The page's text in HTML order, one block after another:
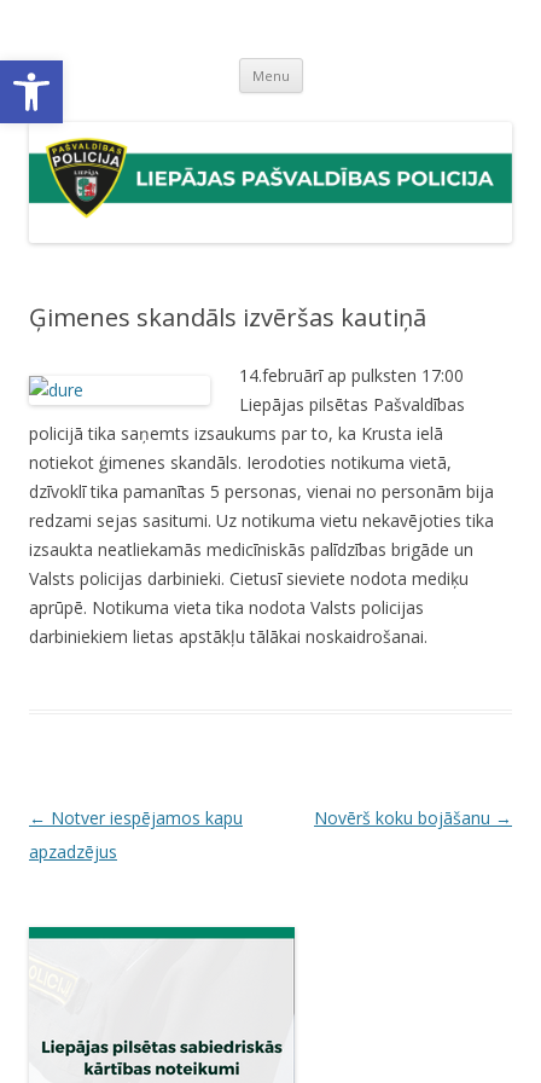
Open toolbar Menu Skip
content
Ģimenes skandāls izvēršas kautiņā
14.februārī ap pulksten 17:00
Liepājas pilsētas Pašvaldības
policijā tika saņemts izsaukums par to, ka Krusta ielā
notiekot ģimenes skandāls. Ierodoties notikuma vietā,
dzīvoklī tika pamanītas 5 personas, vienai no personām bija
redzami sejas sasitumi. Uz notikuma vietu nekavējoties tika
izsaukta neatliekamās medicīniskās palīdzības brigāde un
Valsts policijas darbinieki. Cietusī sieviete nodota mediķu
aprūpē. Notikuma vieta tika nodota Valsts policijas
darbiniekiem lietas apstākļu tālākai noskaidrošanai.
P
o
← Notver iespējamos kapu
apzadzējus
Novērš koku bojāšanu →